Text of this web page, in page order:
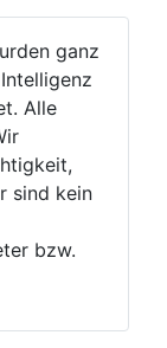
ganz
Alle
sind kein
bzw.